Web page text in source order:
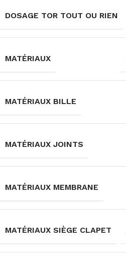
DOSAGE TOR TOUT OU RIEN
MATÉRIAUX
MATÉRIAUX BILLE
MATÉRIAUX JOINTS
MATÉRIAUX MEMBRANE
MATÉRIAUX SIÈGE CLAPET